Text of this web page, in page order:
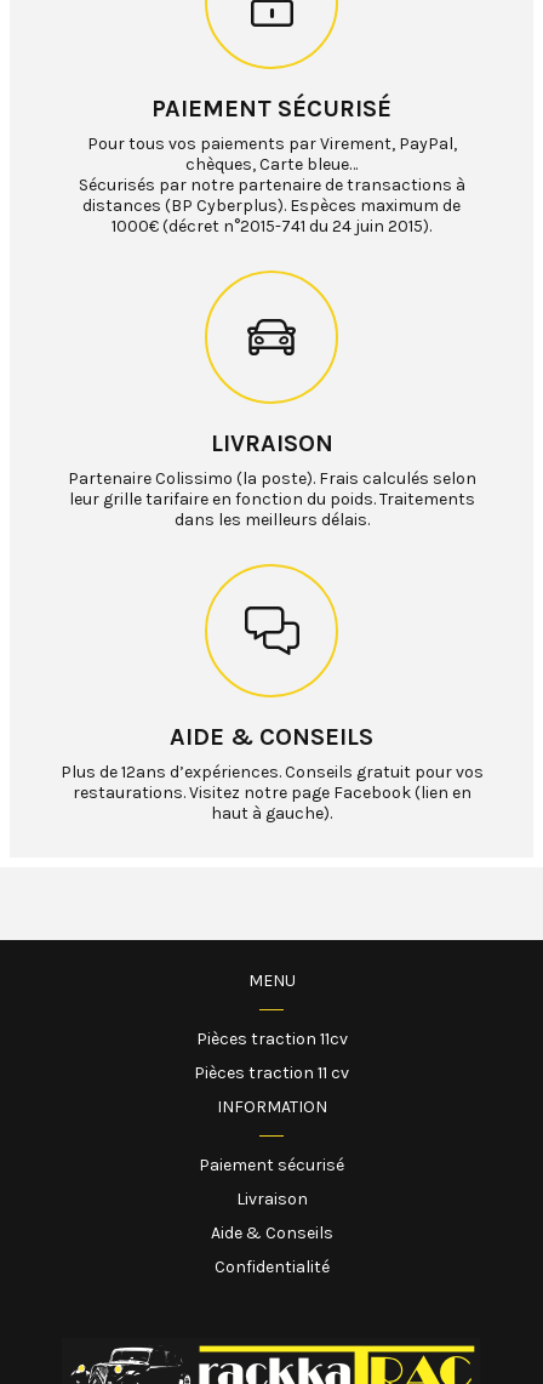
PAIEMENT SÉCURISÉ
Pour tous vos paiements par Virement, PayPal,
chèques, Carte bleue…
Sécurisés par notre partenaire de transactions à
distances (BP Cyberplus). Espèces maximum de
1000€ (décret n°2015-741 du 24 juin 2015).
LIVRAISON
Partenaire Colissimo (la poste). Frais calculés selon
leur grille tarifaire en fonction du poids. Traitements
dans les meilleurs délais.
AIDE & CONSEILS
Plus de 12ans d’expériences. Conseils gratuit pour vos
restaurations. Visitez notre page Facebook (lien en
haut à gauche).
MENU
Pièces traction 11cv
Pièces traction 11 cv
INFORMATION
Paiement sécurisé
Livraison
Aide & Conseils
Confidentialité